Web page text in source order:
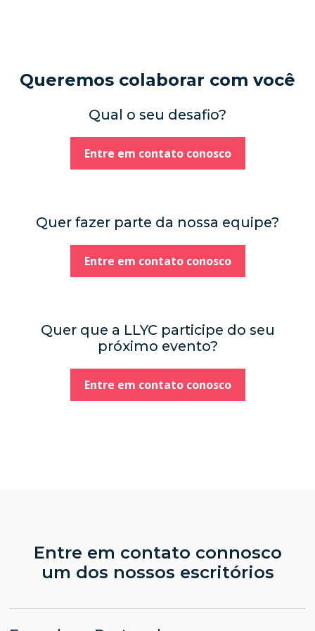
Queremos colaborar com você
Qual o seu desafio?
Entre em contato conosco
Quer fazer parte da nossa equipe?
Entre em contato conosco
Quer que a LLYC participe do seu
próximo evento?
Entre em contato conosco
Entre em contato connosco
um dos nossos escritórios